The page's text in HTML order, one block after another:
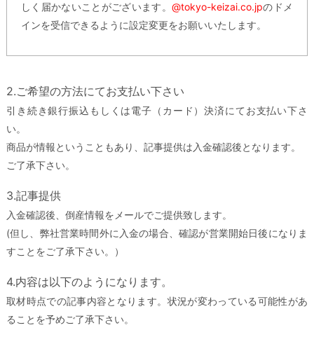
しく届かないことがございます。@tokyo-keizai.co.jpのドメ
インを受信できるように設定変更をお願いいたします。
2.ご希望の方法にてお支払い下さい
引き続き銀行振込もしくは電子（カード）決済にてお支払い下さ
い。
商品が情報ということもあり、記事提供は入金確認後となります。
ご了承下さい。
3.記事提供
入金確認後、倒産情報をメールでご提供致します。
(但し、弊社営業時間外に入金の場合、確認が営業開始日後になりま
すことをご了承下さい。）
4.内容は以下のようになります。
取材時点での記事内容となります。状況が変わっている可能性があ
ることを予めご了承下さい。